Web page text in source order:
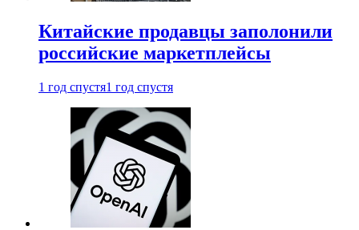
Китайские продавцы заполонили
российские маркетплейсы
1 год спустя1 год спустя